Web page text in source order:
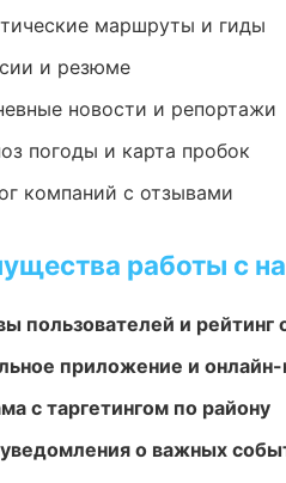
маршруты и гиды
и резюме
новости и репортажи
погоды и карта пробок
компаний с отзывами
работы с
пользователей и рейтинг
приложение и
с таргетингом по району
о важных